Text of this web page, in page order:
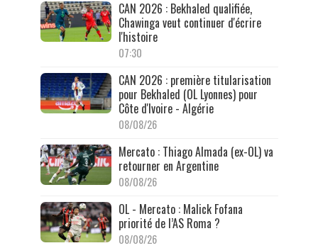
CAN 2026 : Bekhaled qualifiée,
Chawinga veut continuer d'écrire
l'histoire
07:30
CAN 2026 : première titularisation
pour Bekhaled (OL Lyonnes) pour
Côte d'Ivoire - Algérie
08/08/26
Mercato : Thiago Almada (ex-OL) va
retourner en Argentine
08/08/26
OL - Mercato : Malick Fofana
priorité de l’AS Roma ?
08/08/26